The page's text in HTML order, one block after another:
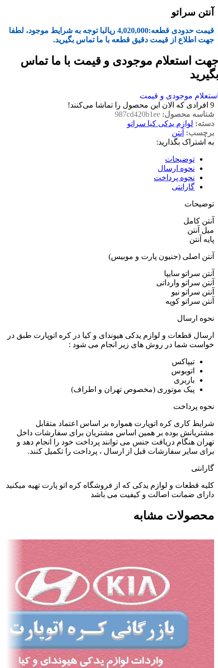
آنتن سراتو
قیمت حدودی قطعه:4,020,000 ریالبا توجه به شرایط موجود، لطفا
جهت اطلاع از قیمت دقیق قطعه با ما تماس بگیرید.
استعلام موجودی و قیمت با ما تماس
موجودی و قیمت
9 افرادی که الان این محصول را تماشا می‌کنند!
شناسه محصول: 987cd420b1ee
دسته: لوازم یدکی کیا سراتو
برچسب: آنتن
به اشتراک بگذارید:
توضیحات
نحوه ارسال
نحوه پرداخت
گارانتی
توضیحات
آنتن کامل
میل آنتن
پایه آنتن
آنتن اصلی (جنیون پارت و موبیس)
آنتن سراتو سایپا
آنتن سراتو وارداتی
آنتن سراتو نیو
آنتن سراتو کوپه
نحوه ارسال
ارسال قطعات و لوازم یدکی هیوندای و کیا در کره اتوپارت طبق در
خواست شما در روش های زیر انجام می شود :
تیپاکس
اتوبوس
باربری
پیک موتوری (مخصوص تهران و اطراف)
نحوه پرداخت
شرایط کاری کره اتوپارت همواره بر اساس اعتماد متقابل
مشتریانش بوده بر همین اساس مشتریان برای سفارشات داخل
تهران هنگام دریافت جنس می توانند پرداخت خود را انجام دهد و
برای سایر سفارشات قبل از ارسال ، پرداخت را تکمیل کنند.
گارانتی
کلیه قطعات و لوازم یدکی که از فروشگاه کره اتو پارت تهیه میکنید
دارای ضمانت اصالت و کیفیت می باشد
محصولات مشابه